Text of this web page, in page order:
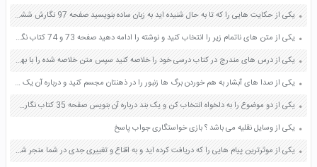
یکی از حکایت هایی را که تا به حال شنیده اید به زبان ساده بنویسید صفحه 97 نگارش ششم دبستان
یکی از متن های ناتمام زیر را انتخاب کنید و نوشته را ادامه دهید صفحه 73 و 74 کتاب نگارش فارسی پنجم دبستان
یکی از درس های مندرج در کتاب درسی خود را خلاصه کنید سپس متن خلاصه شده را با بهره گیری از روش های دسته بندی نمودار جدول نقشه مفهومی نشان دهید صفحه 118 نگارش یازدهم
یکی از صدا های آبشار به هم خوردن برگ ها زنبور را در ذهنتان مجسم کنید و درباره آن یک بند بنویسید صفحه 11 نگارش پنجم
یکی از دو موضوع را به دلخواه انتخاب کن و یک بند درباره آن بنویس صفحه 35 کتاب نگارش فارسی سوم
یکی از وسایل نقلیه می باشد ؟ بازی خواستگاری جواب پاسخ
یکی از موثرترین پیام هایی را که دریافت کرده اید و به اقناع و تغییری جدی در شما منجر شده است برسی کنید و علت این تاثیر گذاری قابل توجه را بنویسید صفحه 52 تفکر و سواد رسانه ای دهم